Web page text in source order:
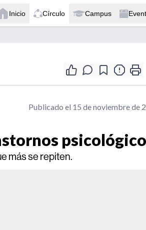
Inicio Círculo Campus
Publicado el 15 de noviembre de
más se repiten.